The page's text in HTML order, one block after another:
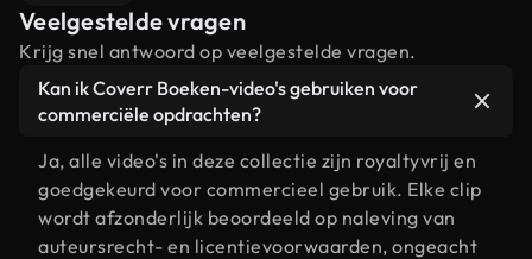
Veelgestelde vragen
Krijg snel antwoord op veelgestelde vragen.
Kan ik Coverr Boeken-video's gebruiken voor
commerciële opdrachten?
Ja, alle video's in deze collectie zijn royaltyvrij en
goedgekeurd voor commercieel gebruik. Elke clip
wordt afzonderlijk beoordeeld op naleving van
auteursrecht- en licentievoorwaarden, ongeacht